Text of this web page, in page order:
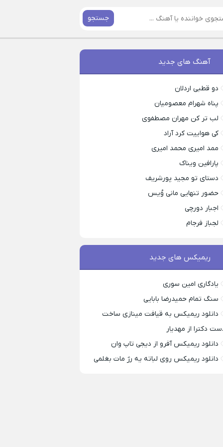
جستجو
آهنگ های جدید
دو قطبی اردلان
پناه شهرام معصومیان
لب تر کن مهران مصطفوی
کی هواییت کرد آراد
ممد امیری محمد امیری
پارافین ویناک
دستای تو مجید پورشریف
حضور تنهایی مانی وُیس
اجبار دورچی
لجباز فرجام
ریمیکس های جدید
یادگاری امین سوری
سنگ تمام حمیدرضا بابایی
دانلود ریمیکس به قیافت مینازی ساخت
دکترا از مهدیار
دانلود ریمیکس آفرو از ديجی تاپ وان
دانلود ریمیکس روی لباته یه رژ مات بغلمی